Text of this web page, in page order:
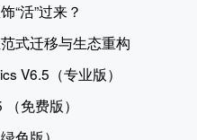
“活”过来？
式迁移与生态重构
V6.5（专业版）
免费版）